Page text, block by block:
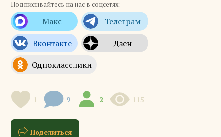
Подписывайтесь на нас в соцсетях:
1 9 2 115
Поделиться